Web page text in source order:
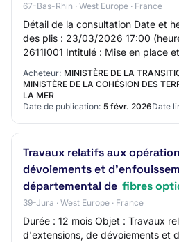
67-Bas-Rhin · West Europe · France
Détail de la consultation Date et
des plis : 23/03/2026 17:00
2611I001 Intitulé : Mise en place
infrastructure nationale très…
Acheteur: MINISTÈRE DE LA
MINISTÈRE DE LA COHÉSION DES
LA MER
Date de publication: 5 févr. 2026Date
Travaux relatifs aux
dévoiements et
départemental de fibres
39-Jura · West Europe · France
Durée : 12 mois Objet : Travaux
d'extensions, de dévoiements et